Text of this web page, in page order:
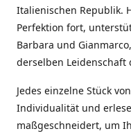
Italienischen Republik.
Perfektion fort,
Barbara und
derselben
Jedes einzelne Stück
Individualität und
maßgeschneidert, um